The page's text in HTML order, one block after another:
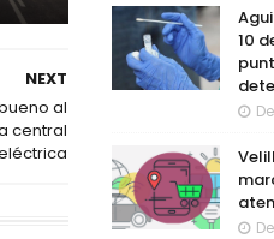
NEXT
al
central
10